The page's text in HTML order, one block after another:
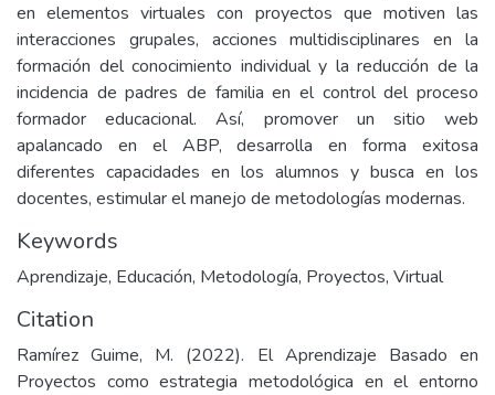
en elementos virtuales con proyectos que motiven las
interacciones grupales, acciones multidisciplinares en la
formación del conocimiento individual y la reducción de la
incidencia de padres de familia en el control del proceso
formador educacional. Así, promover un sitio web
apalancado en el ABP, desarrolla en forma exitosa
diferentes capacidades en los alumnos y busca en los
docentes, estimular el manejo de metodologías modernas.
Keywords
Aprendizaje, Educación, Metodología, Proyectos, Virtual
Citation
Ramírez Guime, M. (2022). El Aprendizaje Basado en
Proyectos como estrategia metodológica en el entorno